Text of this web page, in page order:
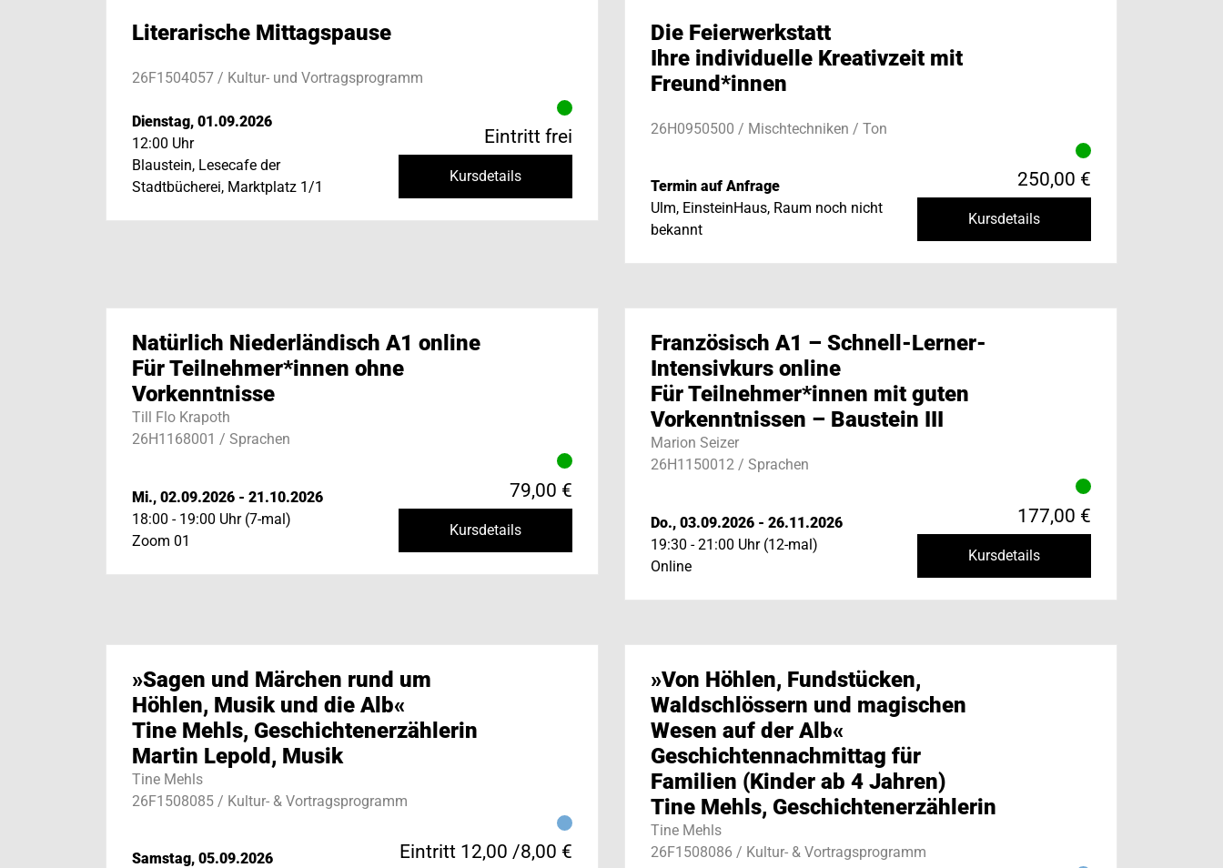
Literarische Mittagspause
26F1504057 / Kultur- und Vortragsprogramm
Dienstag, 01.09.2026
12:00 Uhr
Blaustein, Lesecafe der
Stadtbücherei, Marktplatz 1/1
Eintritt frei
Kursdetails
Die Feierwerkstatt
Ihre individuelle Kreativzeit mit
Freund*innen
26H0950500 / Mischtechniken / Ton
Termin auf Anfrage
Ulm, EinsteinHaus, Raum noch nicht
bekannt
250,00 €
Kursdetails
Natürlich Niederländisch A1 online
Für Teilnehmer*innen ohne
Vorkenntnisse
Till Flo Krapoth
26H1168001 / Sprachen
Mi., 02.09.2026 - 21.10.2026
18:00 - 19:00 Uhr (7-mal)
Zoom 01
79,00 €
Kursdetails
Französisch A1 – Schnell-Lerner-
Intensivkurs online
Für Teilnehmer*innen mit guten
Vorkenntnissen – Baustein III
Marion Seizer
26H1150012 / Sprachen
Do., 03.09.2026 - 26.11.2026
19:30 - 21:00 Uhr (12-mal)
Online
177,00 €
Kursdetails
»Sagen und Märchen rund um
Höhlen, Musik und die Alb«
Tine Mehls, Geschichtenerzählerin
Martin Lepold, Musik
Tine Mehls
26F1508085 / Kultur- & Vortragsprogramm
Samstag, 05.09.2026
Eintritt 12,00 /8,00 €
»Von Höhlen, Fundstücken,
Waldschlössern und magischen
Wesen auf der Alb«
Geschichtennachmittag für
Familien (Kinder ab 4 Jahren)
Tine Mehls, Geschichtenerzählerin
Tine Mehls
26F1508086 / Kultur- & Vortragsprogramm